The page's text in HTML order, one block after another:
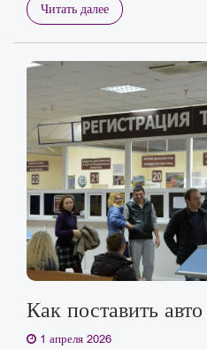
Читать далее
Как поставить
1 апреля 2026